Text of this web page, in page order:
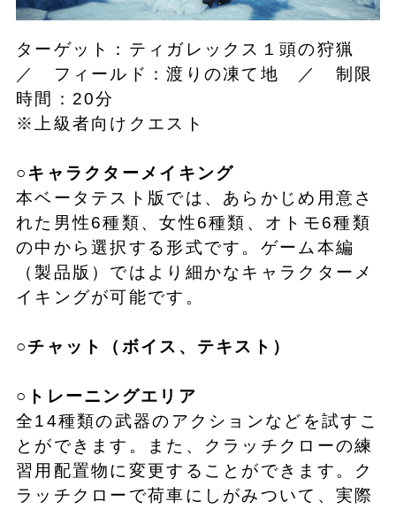
ターゲット：ティガレックス１頭の狩猟
／ フィールド：渡りの凍て地 ／ 制限
時間：20分
※上級者向けクエスト
○キャラクターメイキング
本ベータテスト版では、あらかじめ用意さ
れた男性6種類、女性6種類、オトモ6種類
の中から選択する形式です。ゲーム本編
（製品版）ではより細かなキャラクターメ
イキングが可能です。
○チャット（ボイス、テキスト）
○トレーニングエリア
全14種類の武器のアクションなどを試すこ
とができます。また、クラッチクローの練
習用配置物に変更することができます。ク
ラッチクローで荷車にしがみついて、実際